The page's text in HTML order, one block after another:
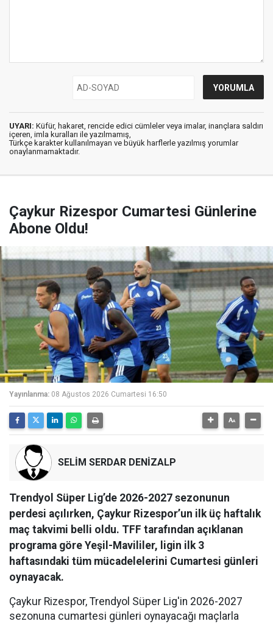
UYARI: Küfür, hakaret, rencide edici cümleler veya imalar, inançlara saldırı
içeren, imla kuralları ile yazılmamış,
Türkçe karakter kullanılmayan ve büyük harflerle yazılmış yorumlar
onaylanmamaktadır.
Çaykur Rizespor Cumartesi Günlerine
Abone Oldu!
Yayınlanma: 08 Ağustos 2026 Cumartesi 16:50
SELİM SERDAR DENİZALP
Trendyol Süper Lig’de 2026-2027 sezonunun
perdesi açılırken, Çaykur Rizespor’un ilk üç haftalık
maç takvimi belli oldu. TFF tarafından açıklanan
programa göre Yeşil-Mavililer, ligin ilk 3
haftasındaki tüm mücadelelerini Cumartesi günleri
oynayacak.
Çaykur Rizespor, Trendyol Süper Lig'in 2026-2027
sezonuna cumartesi günleri oynayacağı maçlarla